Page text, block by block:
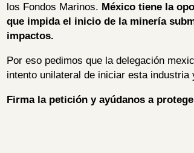
los Fondos Marinos. México tiene la
que impida el inicio de la minería
impactos.
Por eso pedimos que la delegación
intento unilateral de iniciar esta
Firma la petición y ayúdanos a